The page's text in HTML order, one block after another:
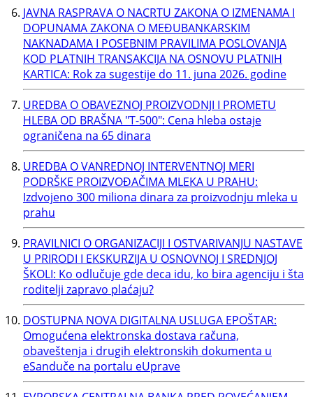
JAVNA RASPRAVA O NACRTU ZAKONA O IZMENAMA I
DOPUNAMA ZAKONA O MEĐUBANKARSKIM
NAKNADAMA I POSEBNIM PRAVILIMA POSLOVANJA
KOD PLATNIH TRANSAKCIJA NA OSNOVU PLATNIH
KARTICA: Rok za sugestije do 11. juna 2026. godine
UREDBA O OBAVEZNOJ PROIZVODNJI I PROMETU
HLEBA OD BRAŠNA "T-500": Cena hleba ostaje
ograničena na 65 dinara
UREDBA O VANREDNOJ INTERVENTNOJ MERI
PODRŠKE PROIZVOĐAČIMA MLEKA U PRAHU:
Izdvojeno 300 miliona dinara za proizvodnju mleka u
prahu
PRAVILNICI O ORGANIZACIJI I OSTVARIVANJU NASTAVE
U PRIRODI I EKSKURZIJA U OSNOVNOJ I SREDNJOJ
ŠKOLI: Ko odlučuje gde deca idu, ko bira agenciju i šta
roditelji zapravo plaćaju?
DOSTUPNA NOVA DIGITALNA USLUGA EPOŠTAR:
Omogućena elektronska dostava računa,
obaveštenja i drugih elektronskih dokumenta u
eSanduče na portalu eUprave